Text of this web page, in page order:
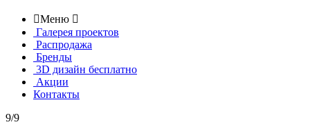
Меню 
Галерея проектов
Распродажа
Бренды
3D дизайн бесплатно
Акции
Контакты
9/9